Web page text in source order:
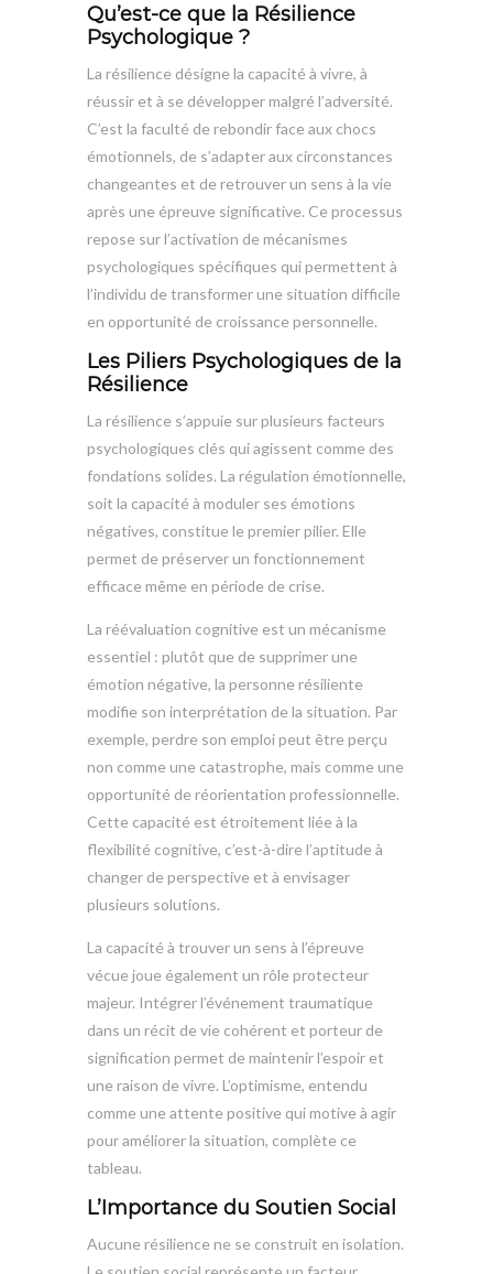
Qu’est-ce que la Résilience
Psychologique ?
La résilience désigne la capacité à vivre, à
réussir et à se développer malgré l’adversité.
C’est la faculté de rebondir face aux chocs
émotionnels, de s’adapter aux circonstances
changeantes et de retrouver un sens à la vie
après une épreuve significative. Ce processus
repose sur l’activation de mécanismes
psychologiques spécifiques qui permettent à
l’individu de transformer une situation difficile
en opportunité de croissance personnelle.
Les Piliers Psychologiques de la
Résilience
La résilience s’appuie sur plusieurs facteurs
psychologiques clés qui agissent comme des
fondations solides. La régulation émotionnelle,
soit la capacité à moduler ses émotions
négatives, constitue le premier pilier. Elle
permet de préserver un fonctionnement
efficace même en période de crise.
La réévaluation cognitive est un mécanisme
essentiel : plutôt que de supprimer une
émotion négative, la personne résiliente
modifie son interprétation de la situation. Par
exemple, perdre son emploi peut être perçu
non comme une catastrophe, mais comme une
opportunité de réorientation professionnelle.
Cette capacité est étroitement liée à la
flexibilité cognitive, c’est-à-dire l’aptitude à
changer de perspective et à envisager
plusieurs solutions.
La capacité à trouver un sens à l’épreuve
vécue joue également un rôle protecteur
majeur. Intégrer l’événement traumatique
dans un récit de vie cohérent et porteur de
signification permet de maintenir l’espoir et
une raison de vivre. L’optimisme, entendu
comme une attente positive qui motive à agir
pour améliorer la situation, complète ce
tableau.
L’Importance du Soutien Social
Aucune résilience ne se construit en isolation.